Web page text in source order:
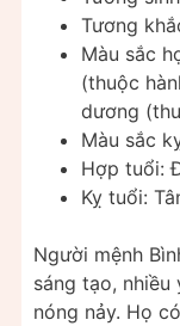
Tương
Màu sắc
(thuộc
dương
Màu sắc
Hợp tuổi:
Kỵ tuổi:
Người mệnh
sáng tạo,
nóng nảy. Họ